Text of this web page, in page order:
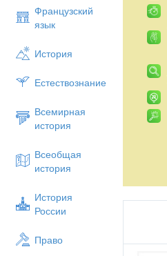
Французский
язык
История
Естествознание
Всемирная
история
Всеобщая
история
История
России
Право